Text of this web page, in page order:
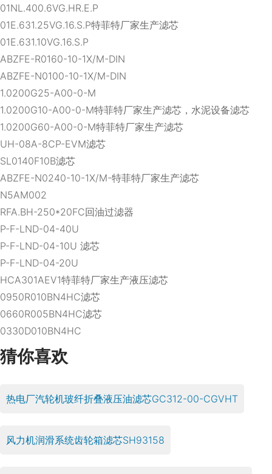
01NL.400.6VG.HR.E.P
01E.631.25VG.16.S.P特菲特厂家生产滤芯
01E.631.10VG.16.S.P
ABZFE-R0160-10-1X/M-DIN
ABZFE-N0100-10-1X/M-DIN
1.0200G25-A00-0-M
1.0200G10-A00-0-M特菲特厂家生产滤芯，水泥设备滤芯
1.0200G60-A00-0-M特菲特厂家生产滤芯
UH-08A-8CP-EVM滤芯
SL0140F10B滤芯
ABZFE-N0240-10-1X/M-特菲特厂家生产滤芯
N5AM002
RFA.BH-250*20FC回油过滤器
P-F-LND-04-40U
P-F-LND-04-10U 滤芯
P-F-LND-04-20U
HCA301AEV1特菲特厂家生产液压滤芯
0950R010BN4HC滤芯
0660R005BN4HC滤芯
0330D010BN4HC
猜你喜欢
热电厂汽轮机玻纤折叠液压油滤芯GC312-00-CGVHT
风力机润滑系统齿轮箱滤芯SH93158